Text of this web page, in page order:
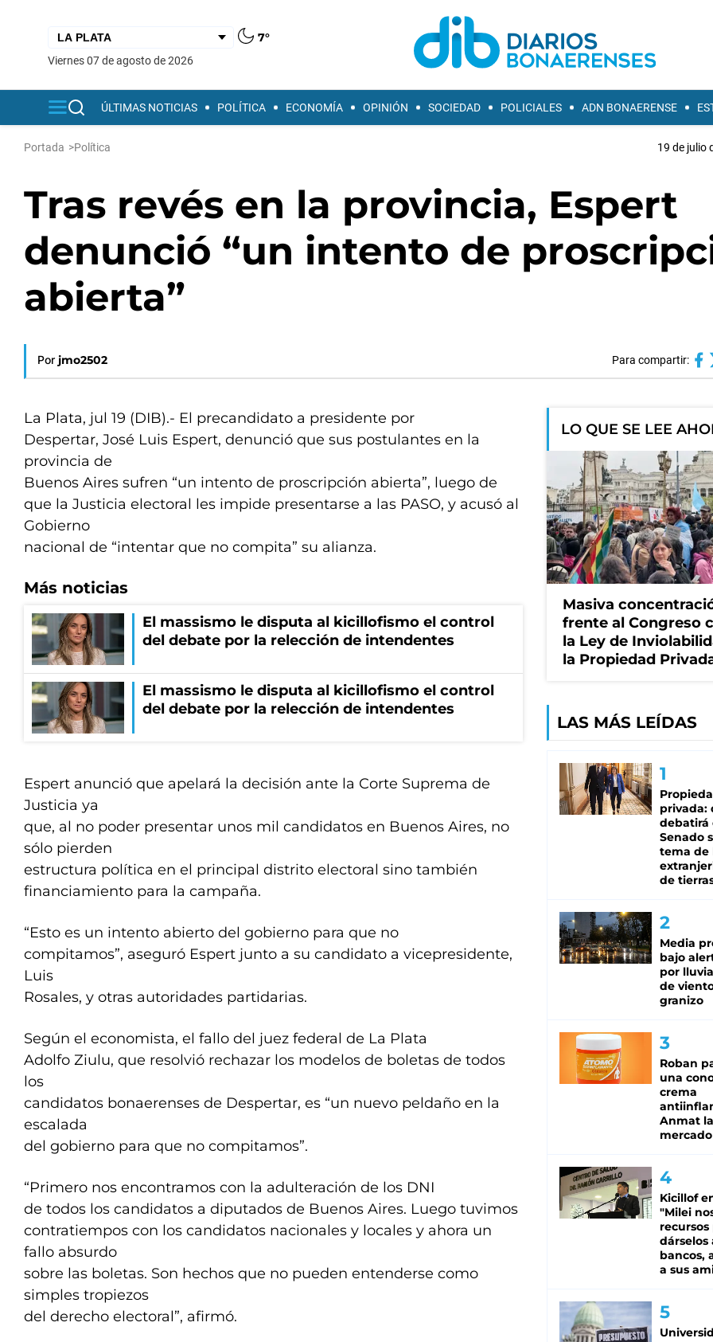
7°
viernes 07 de agosto de 2026
ÚLTIMAS NOTICIAS POLÍTICA ECONOMÍA OPINIÓN SOCIEDAD POLICIALES ADN BONAERENSE
Portada >Política 19 de julio
Tras revés en la provincia, Espert
denunció “un intento de
abierta”
Por jmo2502 Para compartir:
La Plata, jul 19 (DIB).- El precandidato a presidente por
Despertar, José Luis Espert, denunció que sus postulantes en la
provincia de
Buenos Aires sufren “un intento de proscripción abierta”, luego de
que la Justicia electoral les impide presentarse a las PASO, y acusó al
Gobierno
nacional de “intentar que no compita” su alianza.
Más noticias
El massismo le disputa al kicillofismo el control
del debate por la relección de intendentes
El massismo le disputa al kicillofismo el control
del debate por la relección de intendentes
Espert anunció que apelará la decisión ante la Corte Suprema de
Justicia ya
que, al no poder presentar unos mil candidatos en Buenos Aires, no
sólo pierden
estructura política en el principal distrito electoral sino también
financiamiento para la campaña.
“Esto es un intento abierto del gobierno para que no
compitamos”, aseguró Espert junto a su candidato a vicepresidente,
Luis
Rosales, y otras autoridades partidarias.
Según el economista, el fallo del juez federal de La Plata
Adolfo Ziulu, que resolvió rechazar los modelos de boletas de todos
los
candidatos bonaerenses de Despertar, es “un nuevo peldaño en la
escalada
del gobierno para que no compitamos”.
“Primero nos encontramos con la adulteración de los DNI
de todos los candidatos a diputados de Buenos Aires. Luego tuvimos
contratiempos con los candidatos nacionales y locales y ahora un
fallo absurdo
sobre las boletas. Son hechos que no pueden entenderse como
simples tropiezos
del derecho electoral”, afirmó.
LO QUE SE LEE
Masiva
frente al Congreso
la Ley de
la Propiedad
LAS MÁS LEÍDAS
privada:
debatirá
Senado
tema de
de
Media
bajo
por
de
granizo
Roban
una
crema
Anmat
mercado
Kicillof
"Milei
recursos
dárselos
bancos,
a sus